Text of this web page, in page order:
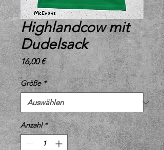
Highlandcow mit
Dudelsack
16,00 €Preis
Größe *
Anzahl *